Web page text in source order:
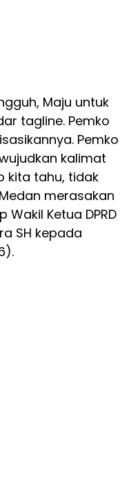
Maju untuk
tagline. Pemko
Pemko
kalimat
kita tahu, tidak
merasakan
Ketua DPRD
SH kepada